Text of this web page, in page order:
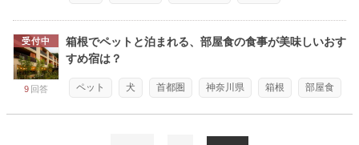
受付中
9 回答
箱根でペットと泊まれる、部屋食の食事が美味しいおす
すめ宿は？
ペット 犬 首都圏 神奈川県 箱根 部屋食